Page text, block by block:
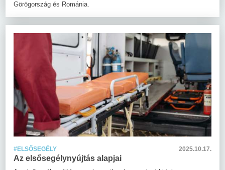
Görögország és Románia.
#ELSŐSEGÉLY 2025.10.17.
Az elsősegélynyújtás alapjai